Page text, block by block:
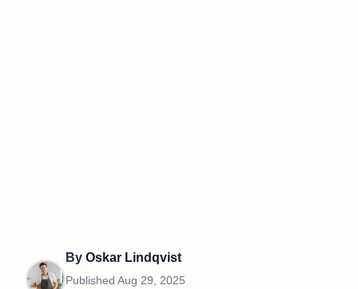
By Oskar Lindqvist
Published Aug 29, 2025